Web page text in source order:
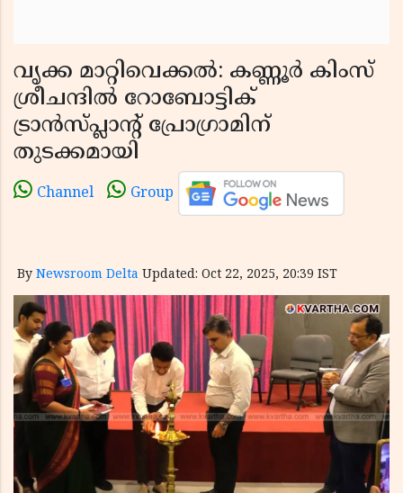
വൃക്ക മാറ്റിവെക്കൽ: കണ്ണൂർ കിംസ്
ശ്രീചന്ദിൽ റോബോട്ടിക്
ട്രാൻസ്പ്ലാന്റ് പ്രോഗ്രാമിന്
തുടക്കമായി
Channel Group
By Newsroom Delta Updated: Oct 22, 2025, 20:39 IST